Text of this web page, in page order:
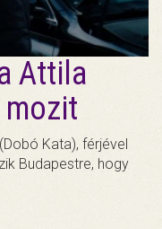
Attila
mozit
Kata), férjével
Budapestre, hogy